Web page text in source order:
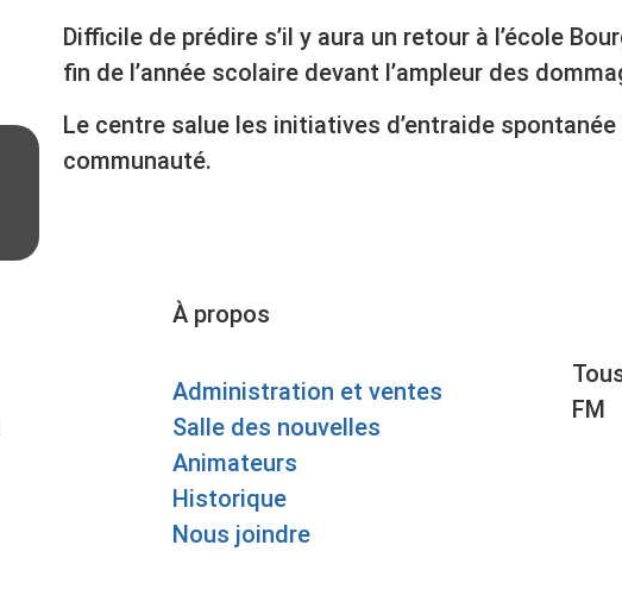
Difficile de prédire s’il y aura un retour à l’école
fin de l’année scolaire devant l’ampleur des
Le centre salue les initiatives d’entraide spontanée
communauté.
À propos
Administration et ventes
Salle des nouvelles
Animateurs
Historique
Nous joindre
FM